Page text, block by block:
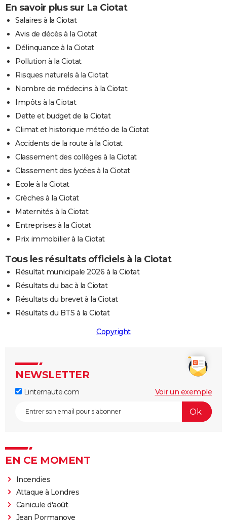
En savoir plus sur La Ciotat
Salaires à la Ciotat
Avis de décès à la Ciotat
Délinquance à la Ciotat
Pollution à la Ciotat
Risques naturels à la Ciotat
Nombre de médecins à la Ciotat
Impôts à la Ciotat
Dette et budget de la Ciotat
Climat et historique météo de la Ciotat
Accidents de la route à la Ciotat
Classement des collèges à la Ciotat
Classement des lycées à la Ciotat
Ecole à la Ciotat
Crèches à la Ciotat
Maternités à la Ciotat
Entreprises à la Ciotat
Prix immobilier à la Ciotat
Tous les résultats officiels à la Ciotat
Résultat municipale 2026 à la Ciotat
Résultats du bac à la Ciotat
Résultats du brevet à la Ciotat
Résultats du BTS à la Ciotat
Copyright
NEWSLETTER
Linternaute.com Voir un exemple
EN CE MOMENT
Incendies
Attaque à Londres
Canicule d'août
Jean Pormanove